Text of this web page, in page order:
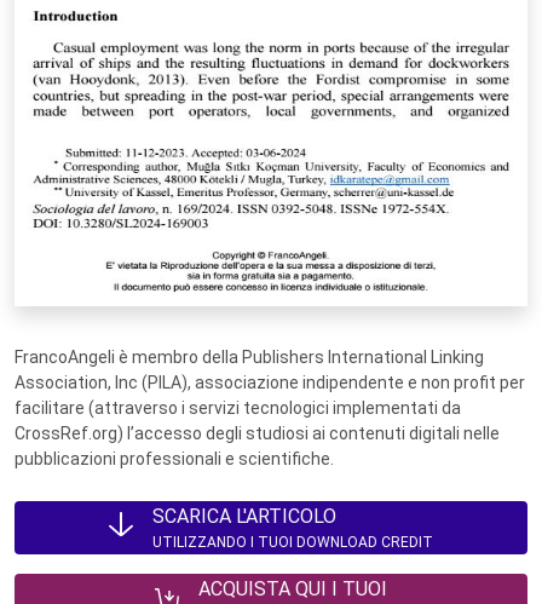
FrancoAngeli è membro della Publishers International Linking
Association, Inc (PILA), associazione indipendente e non profit per
facilitare (attraverso i servizi tecnologici implementati da
CrossRef.org) l’accesso degli studiosi ai contenuti digitali nelle
pubblicazioni professionali e scientifiche.
SCARICA L'ARTICOLO
UTILIZZANDO I TUOI DOWNLOAD CREDIT
ACQUISTA QUI I TUOI